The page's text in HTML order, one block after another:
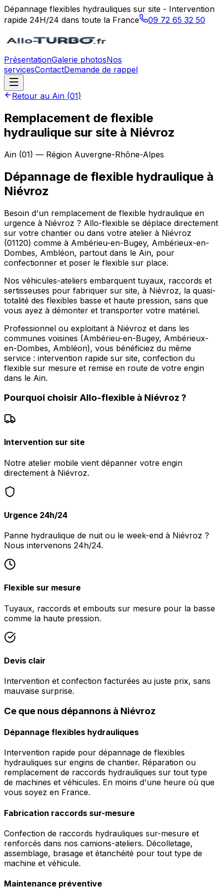
Dépannage flexibles hydrauliques sur site - Intervention
rapide 24H/24 dans toute la France
09 72 65 32 50
PrésentationGalerie photosNos
servicesContactDemande de rappel
Retour au Ain (01)
Remplacement de flexible
hydraulique sur site à Niévroz
Ain (01) — Région Auvergne-Rhône-Alpes
Dépannage de flexible hydraulique à
Niévroz
Besoin d'un remplacement de flexible hydraulique en
urgence à Niévroz ? Allo-flexible se déplace directement
sur votre chantier ou dans votre atelier à Niévroz
(01120) comme à Ambérieu-en-Bugey, Ambérieux-en-
Dombes, Ambléon, partout dans le Ain, pour
confectionner et poser le flexible sur place.
Nos véhicules-ateliers embarquent tuyaux, raccords et
sertisseuses pour fabriquer sur site, à Niévroz, la quasi-
totalité des flexibles basse et haute pression, sans que
vous ayez à démonter et transporter votre matériel.
Professionnel ou exploitant à Niévroz et dans les
communes voisines (Ambérieu-en-Bugey, Ambérieux-
en-Dombes, Ambléon), vous bénéficiez du même
service : intervention rapide sur site, confection du
flexible sur mesure et remise en route de votre engin
dans le Ain.
Pourquoi choisir Allo-flexible à Niévroz ?
Intervention sur site
Notre atelier mobile vient dépanner votre engin
directement à Niévroz.
Urgence 24h/24
Panne hydraulique de nuit ou le week-end à Niévroz ?
Nous intervenons 24h/24.
Flexible sur mesure
Tuyaux, raccords et embouts sur mesure pour la basse
comme la haute pression.
Devis clair
Intervention et confection facturées au juste prix, sans
mauvaise surprise.
Ce que nous dépannons à Niévroz
Dépannage flexibles hydrauliques
Intervention rapide pour dépannage de flexibles
hydrauliques sur engins de chantier. Réparation ou
remplacement de raccords hydrauliques sur tout type
de machines et véhicules. En moins d'une heure où que
vous soyez en France.
Fabrication raccords sur-mesure
Confection de raccords hydrauliques sur-mesure et
renforcés dans nos camions-ateliers. Décolletage,
assemblage, brasage et étanchéité pour tout type de
machine et véhicule.
Maintenance préventive